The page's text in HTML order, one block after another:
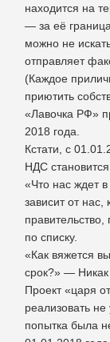
находится на
— за её
можно не
отправляет
(Каждое
приютить
«Лавочка РФ»
2018 года.
Кстати, с
НДС
«Что нас ждет
зависит от нас,
по списку.
«Как вяжется
срок?» —
Проект «царя
реализовать
попытка была